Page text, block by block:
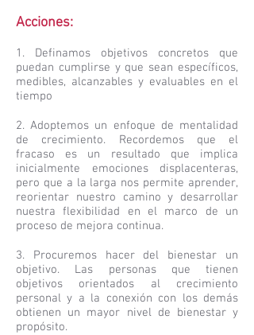
Acciones:
1. Definamos objetivos concretos que
puedan cumplirse y que sean específicos,
medibles, alcanzables y evaluables en el
tiempo
2. Adoptemos un enfoque de mentalidad
de crecimiento. Recordemos que el
fracaso es un resultado que implica
inicialmente emociones displacenteras,
pero que a la larga nos permite aprender,
reorientar nuestro camino y desarrollar
nuestra flexibilidad en el marco de un
proceso de mejora continua.
3. Procuremos hacer del bienestar un
objetivo. Las personas que tienen
objetivos orientados al crecimiento
personal y a la conexión con los demás
obtienen un mayor nivel de bienestar y
propósito.